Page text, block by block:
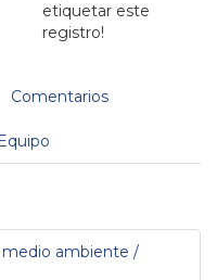
etiquetar este
registro!
Comentarios
medio ambiente /